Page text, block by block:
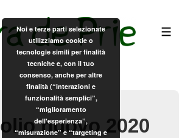
olio nuovo 2020
Noi e terze parti selezionate
utilizziamo cookie o
tecnologie simili per finalità
tecniche e, con il tuo
consenso, anche per altre
finalità (“interazioni e
funzionalità semplici”,
“miglioramento
dell'esperienza”,
“misurazione” e “targeting e